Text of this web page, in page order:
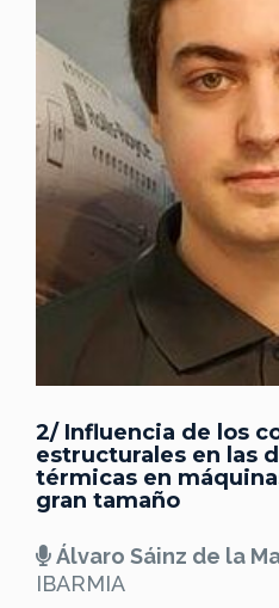
2/ Influencia de los
estructurales en las
térmicas en
gran tamaño
Álvaro Sáinz de la
IBARMIA